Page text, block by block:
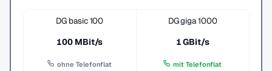
DG basic 100
100 MBit/s
ohne Telefonflat
DG giga 1000
1 GBit/s
mit Telefonflat